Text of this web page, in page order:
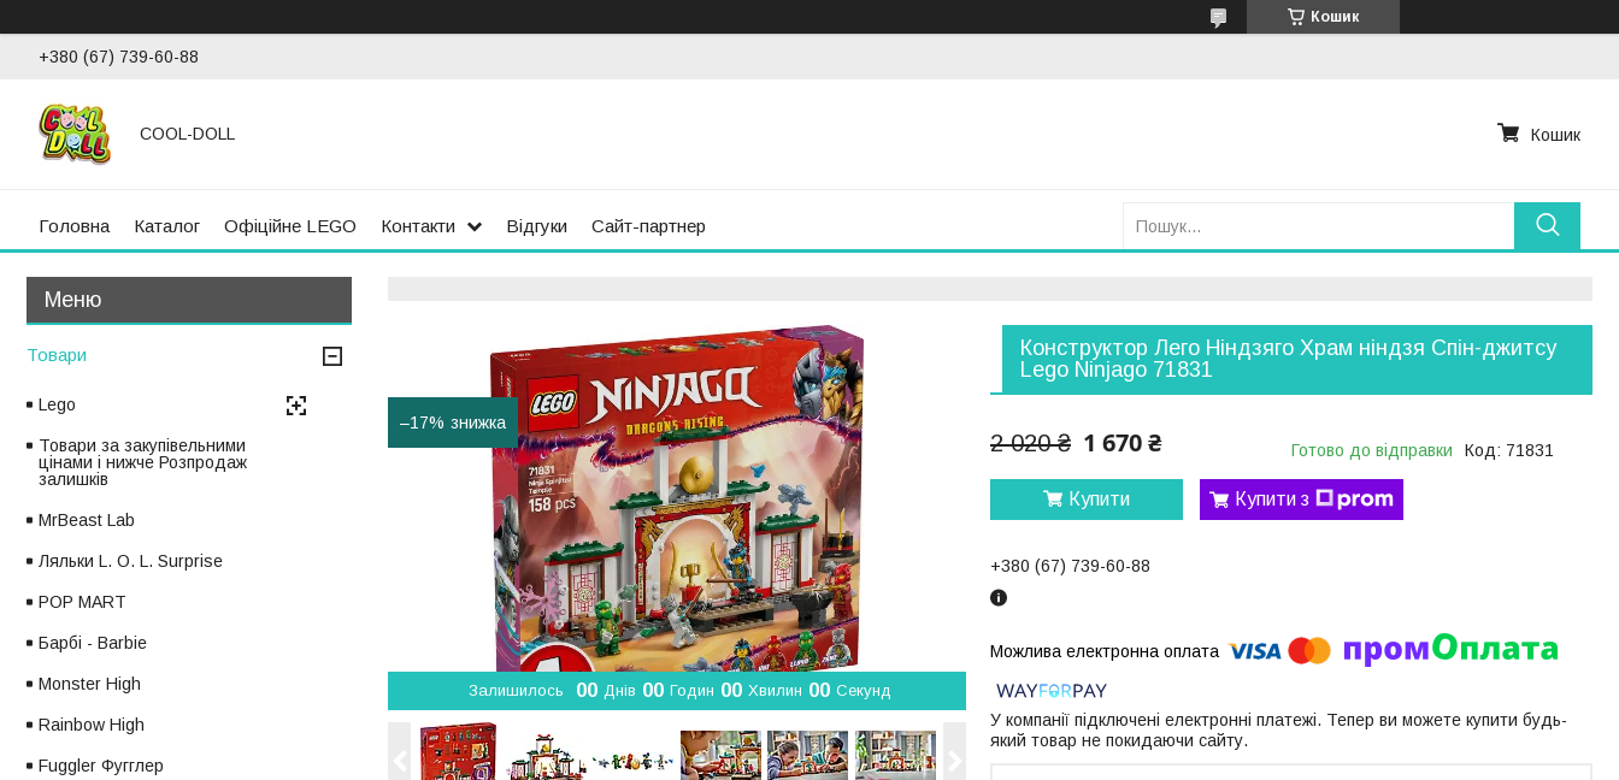
Кошик
+380 (67) 739-60-88
COOL-DOLL Кошик
Головна Каталог Офіційне LEGO Контакти Відгуки Сайт-партнер
–17%
Залишилось 00 Днів 00 Годин 00 Хвилин 00 Секунд
Конструктор Лего Ніндзяго Храм ніндзя Спін-джитсу
Lego Ninjago 71831
2 020 ₴ 1 670 ₴ Готово до відправки Код: 71831
Купити Купити з
+380 (67) 739-60-88
У компанії підключені електронні платежі. Тепер ви можете купити будь-
який товар не покидаючи сайту.
Товари
Lego
Товари за закупівельними
цінами і нижче Розпродаж
залишків
MrBeast Lab
Ляльки L. O. L. Surprise
POP MART
Барбі - Barbie
Monster High
Rainbow High
Fuggler Фугглер